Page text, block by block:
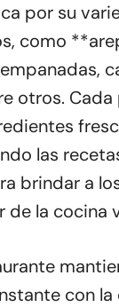
por su
como
otros. Cada
las
brindar a
la cocina
con la